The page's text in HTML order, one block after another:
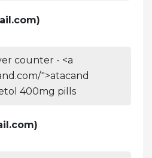
)
counter - <a
">atacand
400mg pills
)